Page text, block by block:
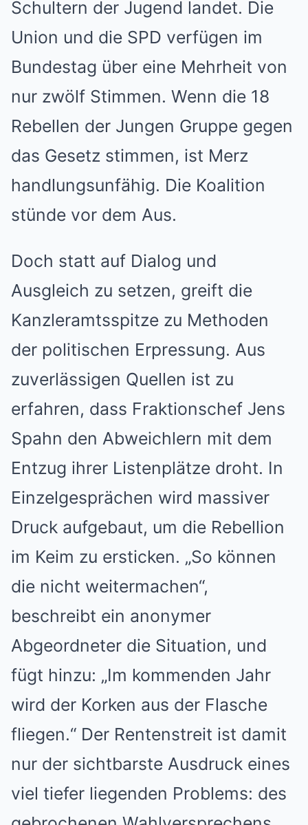
Schultern der Jugend landet. Die
Union und die SPD verfügen im
Bundestag über eine Mehrheit von
nur zwölf Stimmen. Wenn die 18
Rebellen der Jungen Gruppe gegen
das Gesetz stimmen, ist Merz
handlungsunfähig. Die Koalition
stünde vor dem Aus.
Doch statt auf Dialog und
Ausgleich zu setzen, greift die
Kanzleramtsspitze zu Methoden
der politischen Erpressung. Aus
zuverlässigen Quellen ist zu
erfahren, dass Fraktionschef Jens
Spahn den Abweichlern mit dem
Entzug ihrer Listenplätze droht. In
Einzelgesprächen wird massiver
Druck aufgebaut, um die Rebellion
im Keim zu ersticken. „So können
die nicht weitermachen“,
beschreibt ein anonymer
Abgeordneter die Situation, und
fügt hinzu: „Im kommenden Jahr
wird der Korken aus der Flasche
fliegen.“ Der Rentenstreit ist damit
nur der sichtbarste Ausdruck eines
viel tiefer liegenden Problems: des